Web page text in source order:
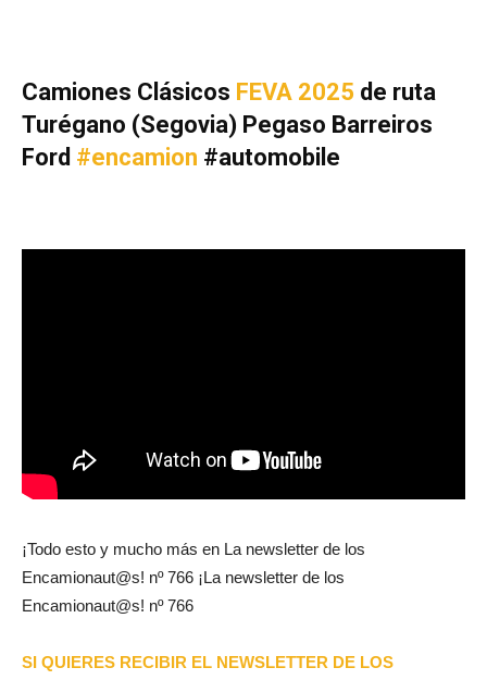
Camiones Clásicos FEVA 2025 de ruta
Turégano (Segovia) Pegaso Barreiros
Ford #encamion #automobile
¡Todo esto y mucho más en La newsletter de los
Encamionaut@s! nº 766 ¡La newsletter de los
Encamionaut@s! nº 766
SI QUIERES RECIBIR EL NEWSLETTER DE LOS